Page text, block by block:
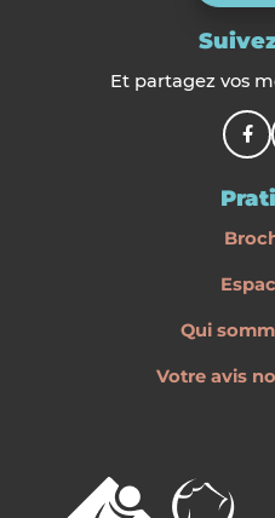
Et partagez vos
Qui
Votre avis